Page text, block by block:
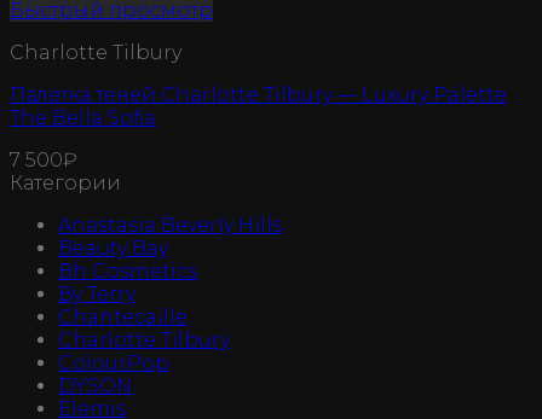
Быстрый просмотр
Charlotte Tilbury
Палетка теней Charlotte Tilbury — Luxury Palette
The Bella Sofia
7 500₽
Категории
Anastasia Beverly Hills
Beauty Bay
Bh Cosmetics
By Terry
Chantecaille
Charlotte Tilbury
ColourPop
DYSON
Elemis